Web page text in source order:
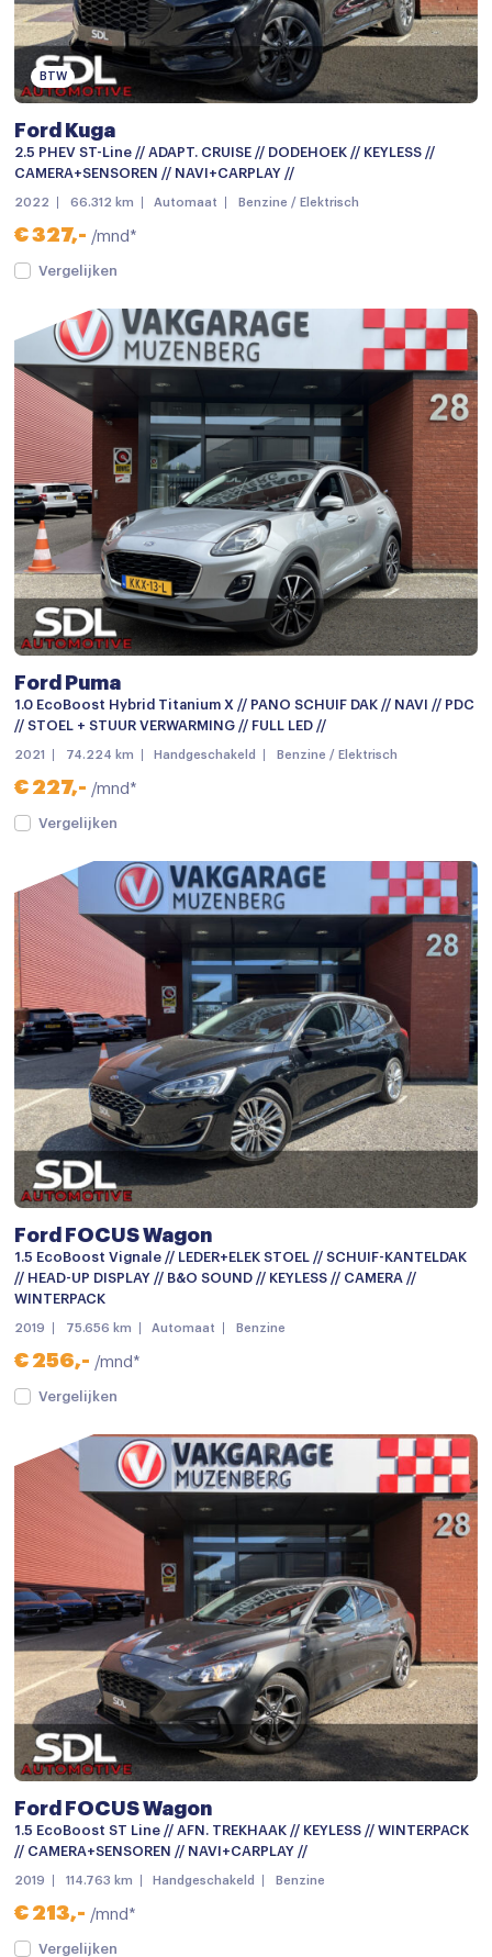
Buitenspiegels met verlichting
Buitenspiegels verwarmbaar
Centrale deurvergrendeling
Dimlichten automatisch
Elektrisch glazen panorama-dak
Elektronische remkrachtverdeling
Getint glas
Grootlichtassistent
Keyless entry
LED achterlichten
LED dagrijverlichting
LED koplampen
Lichtmetalen velgen
Lichtmetalen velgen
Lichtmetalen velgen 18"
Metaalkleur
Mistlampen voor
parkeersensoren achter
Verwarmde voorruit
Verwarmde voorruit
Android auto
Apple carplay
APPLE CARPLAY
Apple Carplay / Android auto voorbereiding
APPLE CARPLAY NAVIGATIE
Audio installatie
Audio installatie premium
Aux en USB Aansluiting
Bluetooth telefoonvoorbereiding
Bluetooth telefoonvoorbereiding
MP3 aansluiting
Multimedia-voorbereiding
Multimedia systeem
Navigatie
Navigatiesysteem
Navigatiesysteem full map
Navigatie voorbereiding
Spraakbediening
Stuurwiel multifunctioneel
12Volt aansluiting
Achterbank in delen neerklapbaar
Airco
Armsteun achter
Armsteun voor
BTW
Ford Kuga
2.5 PHEV ST-Line // ADAPT. CRUISE // DODEHOEK // KEYLESS //
CAMERA+SENSOREN // NAVI+CARPLAY //
2022 66.312 km Automaat Benzine / Elektrisch
€ 327,- /mnd*
Vergelijken
Ford Puma
1.0 EcoBoost Hybrid Titanium X // PANO SCHUIF DAK // NAVI // PDC
// STOEL + STUUR VERWARMING // FULL LED //
2021 74.224 km Handgeschakeld Benzine / Elektrisch
€ 227,- /mnd*
Vergelijken
Ford FOCUS Wagon
1.5 EcoBoost Vignale // LEDER+ELEK STOEL // SCHUIF-KANTELDAK
// HEAD-UP DISPLAY // B&O SOUND // KEYLESS // CAMERA //
WINTERPACK
2019 75.656 km Automaat Benzine
€ 256,- /mnd*
Vergelijken
Ford FOCUS Wagon
1.5 EcoBoost ST Line // AFN. TREKHAAK // KEYLESS // WINTERPACK
// CAMERA+SENSOREN // NAVI+CARPLAY //
2019 114.763 km Handgeschakeld Benzine
€ 213,- /mnd*
Vergelijken